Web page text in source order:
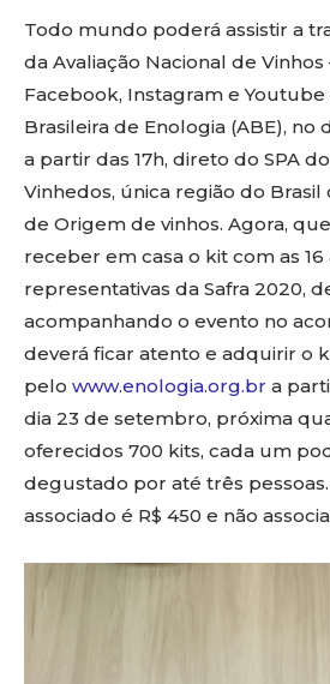
Todo mundo poderá assistir a
da Avaliação Nacional de Vinhos
Facebook, Instagram e Youtube
Brasileira de Enologia (ABE), no
a partir das 17h, direto do SPA
Vinhedos, única região do
de Origem de vinhos. Agora,
receber em casa o kit com as 16
representativas da Safra 2020,
acompanhando o evento no
deverá ficar atento e adquirir o
pelo www.enologia.org.br a
dia 23 de setembro, próxima
oferecidos 700 kits, cada um
degustado por até três
associado é R$ 450 e não